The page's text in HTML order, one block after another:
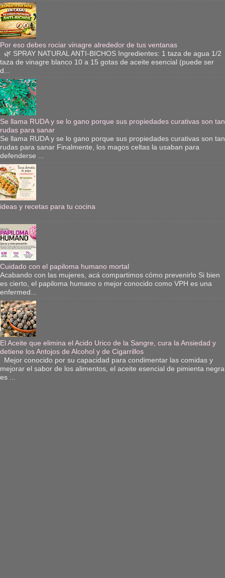
Por eso debes rociar vinagre alrededor de tus ventanas
🌿 SPRAY NATURAL ANTI-BICHOS Ingredientes: 1 taza de agua 1/2
taza de vinagre blanco 10 a 15 gotas de aceite esencial (puede ser
d...
Se llama RUDA y se lo gano porque sus propiedades curativas son tan
rudas para sanar
Se llama RUDA y se lo gano porque sus propiedades curativas son tan
rudas para sanar Finalmente, los magos celtas la usaban para
defenderse ...
ideas y recetas para tu cocina
Cuidado con el papiloma humano mortal
Acabando con las mujeres, acá compartimos cómo prevenirlo Si bien
es cierto, el papiloma humano o mejor conocido como VPH es una
enfermed...
El Aceite que elimina el Acido Urico de la Sangre, cura la Ansiedad y
detiene los Antojos de Alcohol y de Cigarrillos
Mejor conocido por su capacidad para condimentar las comidas y
mejorar el sabor de los alimentos, el aceite esencial de pimienta negra
es ...